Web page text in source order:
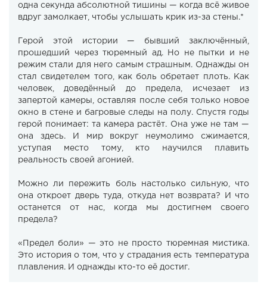
одна секунда абсолютной тишины — когда всё живое
вдруг замолкает, чтобы услышать крик из-за стены.*
Герой этой истории — бывший заключённый,
прошедший через тюремный ад. Но не пытки и не
режим стали для него самым страшным. Однажды он
стал свидетелем того, как боль обретает плоть. Как
человек, доведённый до предела, исчезает из
запертой камеры, оставляя после себя только новое
окно в стене и багровые следы на полу. Спустя годы
герой понимает: та камера растёт. Она уже не там —
она здесь. И мир вокруг неумолимо сжимается,
уступая место тому, кто научился плавить
реальность своей агонией.
Можно ли пережить боль настолько сильную, что
она откроет дверь туда, откуда нет возврата? И что
останется от нас, когда мы достигнем своего
предела?
«Предел боли» — это не просто тюремная мистика.
Это история о том, что у страдания есть температура
плавления. И однажды кто-то её достиг.